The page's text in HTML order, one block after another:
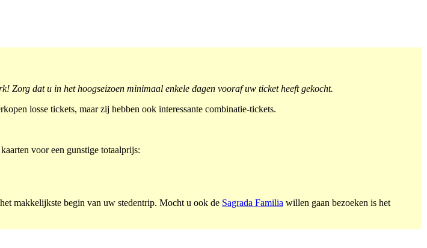
Zorg dat u in het hoogseizoen minimaal enkele dagen vooraf uw ticket heeft gekocht.
losse tickets, maar zij hebben ook interessante combinatie-tickets.
voor een gunstige totaalprijs:
makkelijkste begin van uw stedentrip. Mocht u ook de Sagrada Familia willen gaan bezoeken is het